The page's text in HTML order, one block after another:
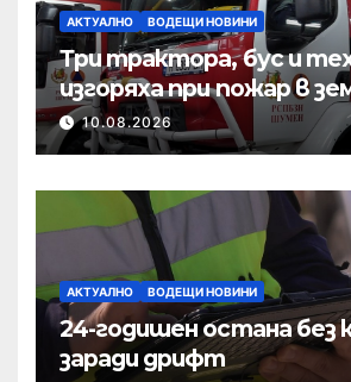
АКТУАЛНО ВОДЕЩИ НОВИНИ
Три трактора, бус и
изгоряха при пожар в
база
10.08.2026
АКТУАЛНО ВОДЕЩИ НОВИНИ
24-годишен остана без
заради дрифт